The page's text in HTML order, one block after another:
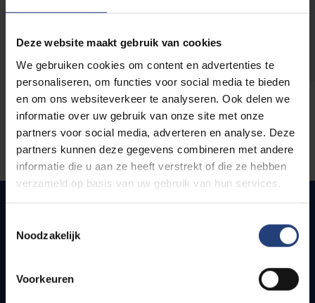
Deze website maakt gebruik van cookies
We gebruiken cookies om content en advertenties te
personaliseren, om functies voor social media te bieden
en om ons websiteverkeer te analyseren. Ook delen we
informatie over uw gebruik van onze site met onze
partners voor social media, adverteren en analyse. Deze
partners kunnen deze gegevens combineren met andere
informatie die u aan ze heeft verstrekt of die ze hebben
verzameld op basis van uw gebruik van hun services.
Noodzakelijk
Voorkeuren
Snel naar